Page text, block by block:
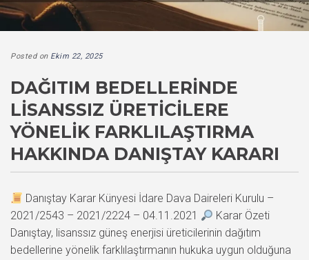
Posted on Ekim 22, 2025
DAĞITIM BEDELLERINDE
LISANSSIZ ÜRETICILERE
YÖNELIK FARKLILAŞTIRMA
HAKKINDA DANIŞTAY KARARI
Danıştay Karar Künyesi İdare Dava Daireleri Kurulu –
2021/2543 – 2021/2224 – 04.11.2021
Karar Özeti
Danıştay, lisanssız güneş enerjisi üreticilerinin dağıtım
bedellerine yönelik farklılaştırmanın hukuka uygun olduğuna